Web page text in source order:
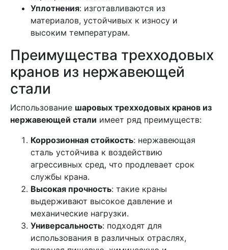
Уплотнения: изготавливаются из
материалов, устойчивых к износу и
высоким температурам.
Преимущества трехходовых
кранов из нержавеющей
стали
Использование шаровых трехходовых кранов из
нержавеющей стали имеет ряд преимуществ:
Коррозионная стойкость: нержавеющая
сталь устойчива к воздействию
агрессивных сред, что продлевает срок
службы крана.
Высокая прочность: такие краны
выдерживают высокое давление и
механические нагрузки.
Универсальность: подходят для
использования в различных отраслях,